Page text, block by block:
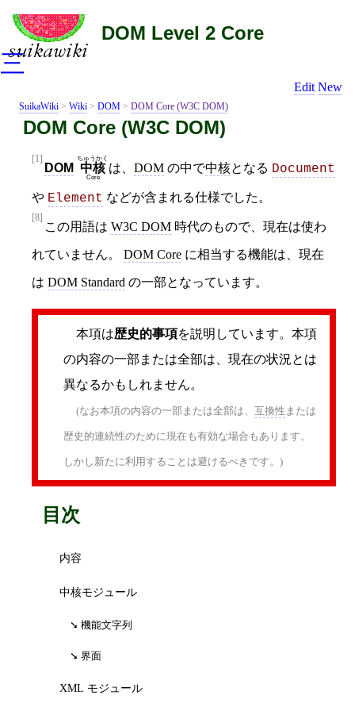
DOM Level 2 Core
Edit New
SuikaWiki > Wiki > DOM > DOM Core (W3C DOM)
DOM Core (W3C DOM)
[1]
DOM 中核
ちゅうかく
Core
は、 DOM の中で中核となる Document
や Element などが含まれる仕様でした。
[8]
この用語は W3C DOM 時代のもので、現在は使わ
れていません。 DOM Core に相当する機能は、現在
は DOM Standard の一部となっています。
本項は歴史的事項を説明しています。本項
の内容の一部または全部は、現在の状況とは
異なるかもしれません。
(なお本項の内容の一部または全部は、 互換性 または
歴史的連続性のために現在も有効な場合もあります。
しかし新たに利用することは避けるべきです。)
目次
内容
中核モジュール
機能文字列
界面
XML モジュール
三